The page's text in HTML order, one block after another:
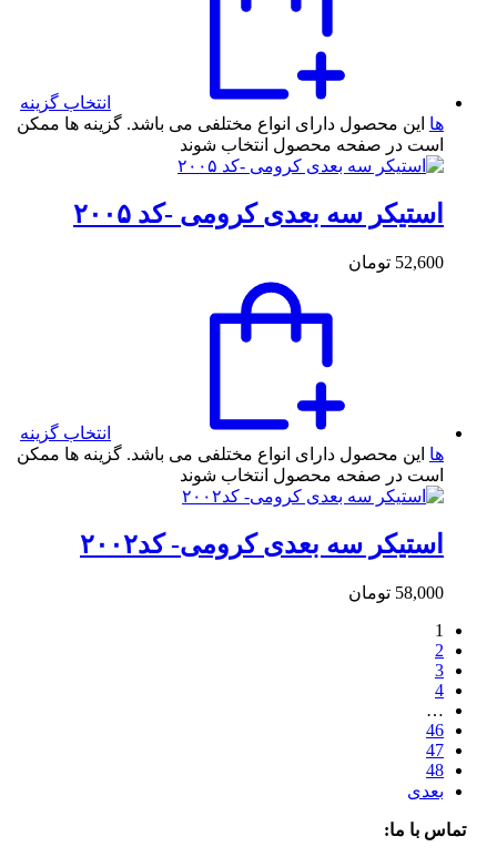
انتخاب گزینه
ها این محصول دارای انواع مختلفی می باشد. گزینه ها ممکن
است در صفحه محصول انتخاب شوند
استیکر سه بعدی کرومی -کد ۲۰۰۵
52,600 تومان
انتخاب گزینه
ها این محصول دارای انواع مختلفی می باشد. گزینه ها ممکن
است در صفحه محصول انتخاب شوند
استیکر سه بعدی کرومی- کد۲۰۰۲
58,000 تومان
1
2
3
4
…
46
47
48
بعدی
تماس با ما: